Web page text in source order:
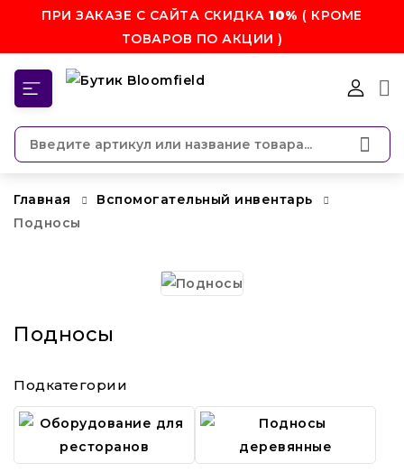
ПРИ ЗАКАЗЕ С САЙТА СКИДКА10% ( КРОМЕ
ТОВАРОВ ПО АКЦИИ )
Главная
Вспомогательный инвентарь
Подносы
Подносы
Подкатегории